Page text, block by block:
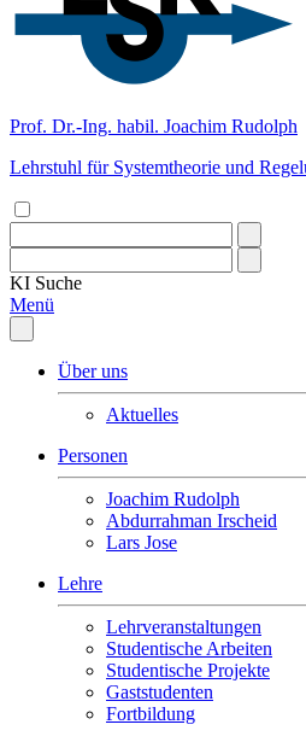
Prof. Dr.-Ing. habil. Joachim Rudolph
Lehrstuhl für Systemtheorie und
KI Suche
Menü
Über uns
Aktuelles
Personen
Joachim Rudolph
Abdurrahman Irscheid
Lars Jose
Lehre
Lehrveranstaltungen
Studentische Arbeiten
Studentische Projekte
Gaststudenten
Fortbildung